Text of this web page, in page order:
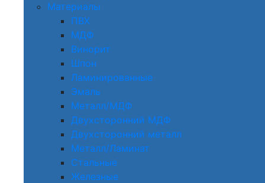
Материалы
ПВХ
МДФ
Винорит
Шпон
Ламинированные
Эмаль
Металл/МДФ
Двухсторонний МДФ
Двухсторонний металл
Металл/Ламинат
Стальные
Железные